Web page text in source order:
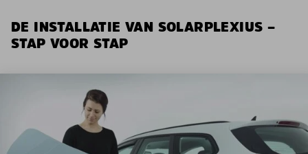
DE INSTALLATIE VAN SOLARPLEXIUS –
STAP VOOR STAP